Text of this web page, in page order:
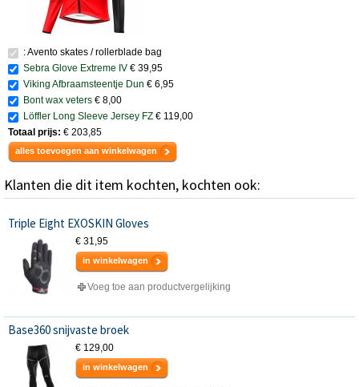
: Avento skates / rollerblade bag
Sebra Glove Extreme IV € 39,95
Viking Afbraamsteentje Dun € 6,95
Bont wax veters € 8,00
Löffler Long Sleeve Jersey FZ € 119,00
Totaal prijs: € 203,85
alles toevoegen aan winkelwagen
Klanten die dit item kochten, kochten ook:
Triple Eight EXOSKIN Gloves
€ 31,95
in winkelwagen
Voeg toe aan productvergelijking
Base360 snijvaste broek
€ 129,00
in winkelwagen